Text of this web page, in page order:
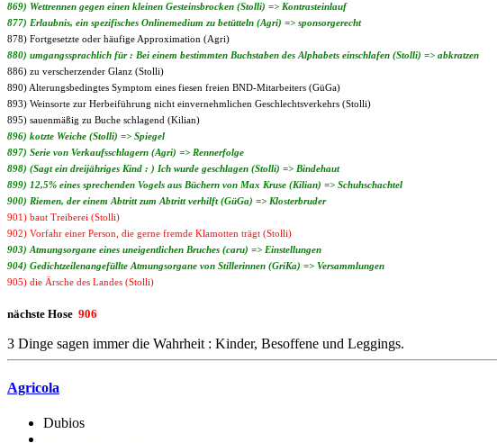
869) Wettrennen gegen einen kleinen Gesteinsbrocken (Stolli) => Kontrasteinlauf
877) Erlaubnis, ein spezifisches Onlinemedium zu betütteln (Agri) => sponsorgerecht
878) Fortgesetzte oder häufige Approximation (Agri)
880) umgangssprachlich für : Bei einem bestimmten Buchstaben des Alphabets einschlafen (Stolli) => abkratzen
886) zu verscherzender Glanz (Stolli)
890) Alterungsbedingtes Symptom eines fiesen freien BND-Mitarbeiters (GüGa)
893) Weinsorte zur Herbeiführung nicht einvernehmlichen Geschlechtsverkehrs (Stolli)
895) sauenmäßig zu Buche schlagend (Kilian)
896) kotzte Weiche (Stolli) => Spiegel
897) Serie von Verkaufsschlagern (Agri) => Rennerfolge
898) (Sagt ein dreijähriges Kind : ) Ich wurde geschlagen (Stolli) => Bindehaut
899) 12,5% eines sprechenden Vogels aus Büchern von Max Kruse (Kilian) => Schuhschachtel
900) Riemen, der einem Abtritt zum Abtritt verhilft (GüGa) => Klosterbruder
901) baut Treiberei (Stolli)
902) Vorfahr einer Person, die gerne fremde Klamotten trägt (Stolli)
903) Atmungsorgane eines uneigentlichen Bruches (caru) => Einstellungen
904) Gedichtzeilenangefüllte Atmungsorgane von Stillerinnen (GriKa) => Versammlungen
905) die Ärsche des Landes (Stolli)
nächste Hose 906
3 Dinge sagen immer die Wahrheit : Kinder, Besoffene und Leggings.
Agricola
Dubios